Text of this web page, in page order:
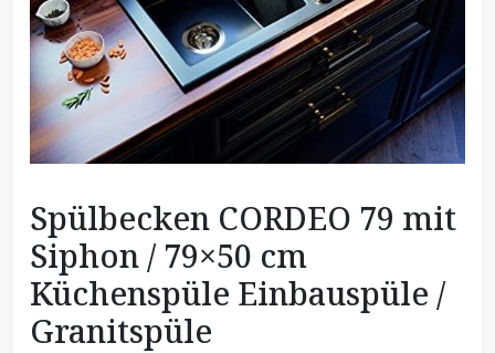
Spülbecken CORDEO 79 mit
Siphon / 79×50 cm
Küchenspüle Einbauspüle /
Granitspüle